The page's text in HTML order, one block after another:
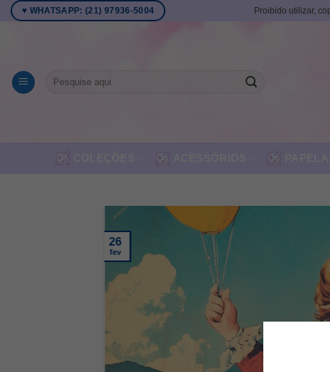
Skip
♥ WHATSAPP: (21) 97936-5004 Proibido utilizar,
Pesquisar
26
fev